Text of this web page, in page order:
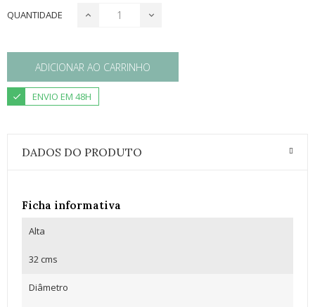
QUANTIDADE
ADICIONAR AO CARRINHO
ENVIO EM 48H
DADOS DO PRODUTO
Ficha informativa
Alta
32 cms
Diâmetro